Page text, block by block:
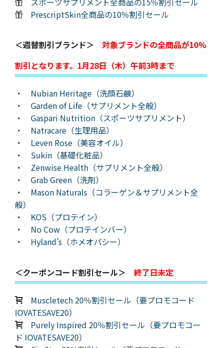
PrescriptSkin全商品の10％割引セール
＜週替割引ブランド＞ 対象ブランドの全商品が10%
割引となります。1月28日（木）午前3時まで
・ Nubian Heritage（洗顔石鹸）
・ Garden of Life（サプリメント全般）
・ Gaspari Nutrition（スポーツサプリメント）
・ Natracare（生理用品）
・ Leven Rose（美容オイル）
・ Sukin（基礎化粧品）
・ Zenwise Health（サプリメント全般）
・ Grab Green（洗剤）
・ Mason Naturals（コラーゲン＆サプリメント全
般）
・ KOS（プロテイン）
・ No Cow（プロテインバー）
・ Hyland’s（ホメオパシー）
＜クーポンコード割引セール＞ 終了日未定
Muscletech 20％割引セール（要プロモコード
IOVATESAVE20）
Purely Inspired 20％割引セール（要プロモコー
ド IOVATESAVE20）